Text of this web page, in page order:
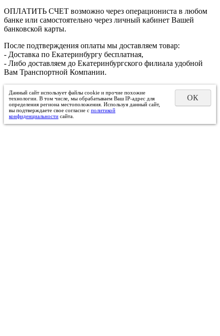
ОПЛАТИТЬ СЧЕТ возможно через операциониста в любом
банке или самостоятельно через личный кабинет Вашей
банковской карты.
После подтверждения оплаты мы доставляем товар:
- Доставка по Екатеринбургу бесплатная,
- Либо доставляем до Екатеринбургского филиала удобной
Вам Транспортной Компании.
Данный сайт использует файлы cookie и прочие похожие
технологии. В том числе, мы обрабатываем Ваш IP-адрес для
определения региона местоположения. Используя данный сайт,
вы подтверждаете свое согласие с политикой
конфиденциальности сайта.
ОК